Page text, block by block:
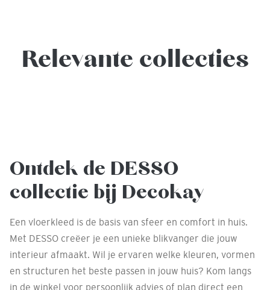
Relevante collecties
Ontdek de DESSO
collectie bij Decokay
Een vloerkleed is de basis van sfeer en comfort in huis.
Met DESSO creëer je een unieke blikvanger die jouw
interieur afmaakt. Wil je ervaren welke kleuren, vormen
en structuren het beste passen in jouw huis? Kom langs
in de winkel voor persoonlijk advies of plan direct een